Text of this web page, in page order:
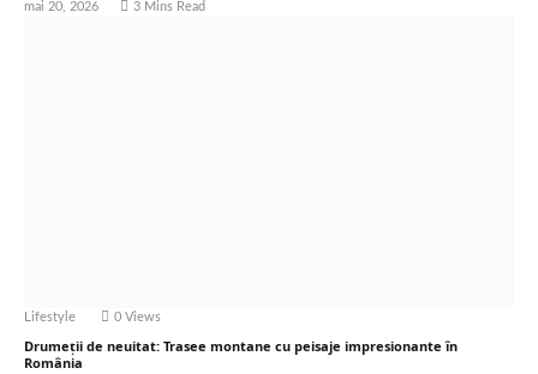
mai 20, 2026 3 Mins Read
Lifestyle 0 Views
Drumeții de neuitat: Trasee montane cu peisaje impresionante în
România